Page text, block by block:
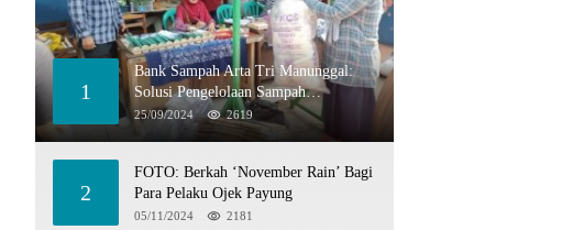
1
Bank Sampah Arta Tri Manunggal:
Solusi Pengelolaan Sampah
Berkelanjutan di Tangerang Selatan
25/09/2024 2619
2
FOTO: Berkah ‘November Rain’ Bagi
Para Pelaku Ojek Payung
05/11/2024 2181